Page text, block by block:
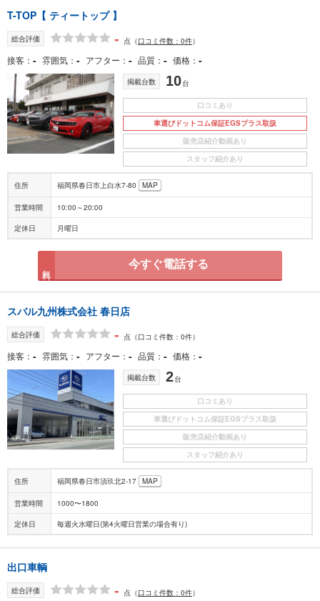
T-TOP【 ティートップ 】
総合評価 - 点 （口コミ件数：0件）
接客 - 雰囲気 - アフター - 品質 - 価格 -
掲載台数 10台
口コミあり
車選びドットコム保証EGSプラス取扱
販売店紹介動画あり
スタッフ紹介あり
住所 福岡県春日市上白水7-80 MAP
営業時間 10:00～20:00
定休日 月曜日
今すぐ電話する
スバル九州株式会社 春日店
総合評価 - 点 （口コミ件数：0件）
接客 - 雰囲気 - アフター - 品質 - 価格 -
掲載台数 2台
口コミあり
車選びドットコム保証EGSプラス取扱
販売店紹介動画あり
スタッフ紹介あり
住所 福岡県春日市須玖北2-17 MAP
営業時間 1000〜1800
定休日 毎週火水曜日(第4火曜日営業の場合有り)
出口車輌
総合評価 - 点 （口コミ件数：0件）